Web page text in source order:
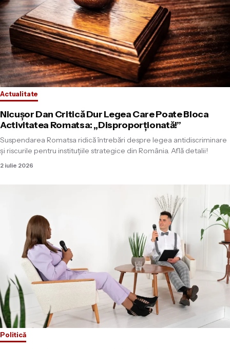
Actualitate
Nicușor Dan Critică Dur Legea Care Poate Bloca
Activitatea Romatsa: „Disproporționată!”
Suspendarea Romatsa ridică întrebări despre legea antidiscriminare
și riscurile pentru instituțiile strategice din România. Află detalii!
2 iulie 2026
Politică